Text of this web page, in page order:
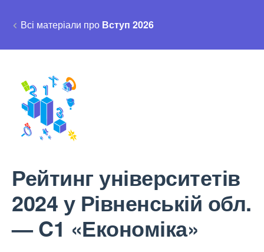
Всі матеріали про Вступ 2026
Рейтинг університетів
2024 у Рівненській обл.
— C1 «Економіка»